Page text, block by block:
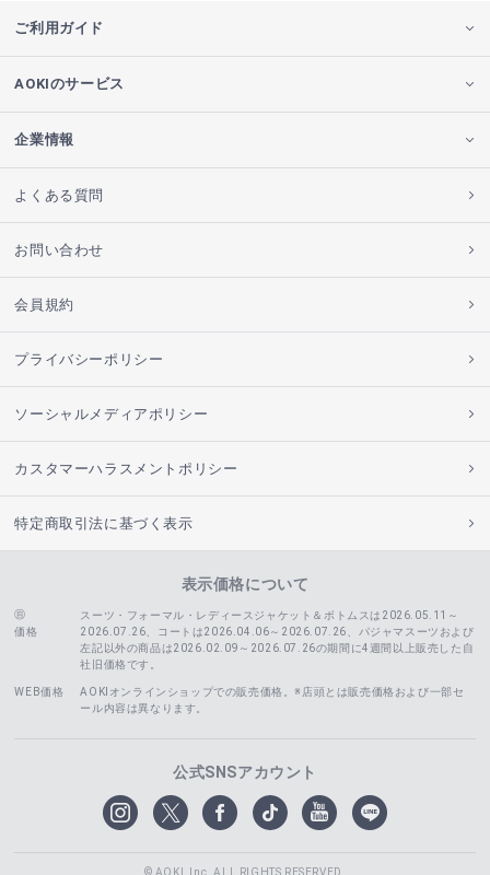
ご利用ガイド
AOKIのサービス
企業情報
よくある質問
お問い合わせ
会員規約
プライバシーポリシー
ソーシャルメディアポリシー
カスタマーハラスメントポリシー
特定商取引法に基づく表示
表示価格について
価格
スーツ・フォーマル・レディースジャケット＆ボトムスは2026.05.11～
2026.07.26、コートは2026.04.06～2026.07.26、
パジャマスーツおよび
左記以外の商品は2026.02.09～2026.07.26の期間に4週間以上販売した自
社旧価格です。
WEB価格
AOKIオンラインショップでの販売価格。※店頭とは販売価格および一部セ
ール内容は異なります。
公式SNSアカウント
© AOKI, Inc. ALL RIGHTS RESERVED.